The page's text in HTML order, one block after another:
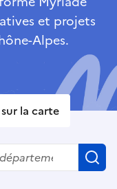
et projets
Alpes.
la carte